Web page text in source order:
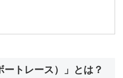
ートレース）」とは？